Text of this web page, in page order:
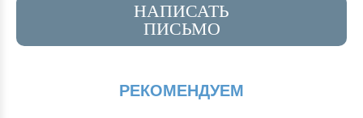
НАПИСАТЬ
ПИСЬМО
РЕКОМЕНДУЕМ